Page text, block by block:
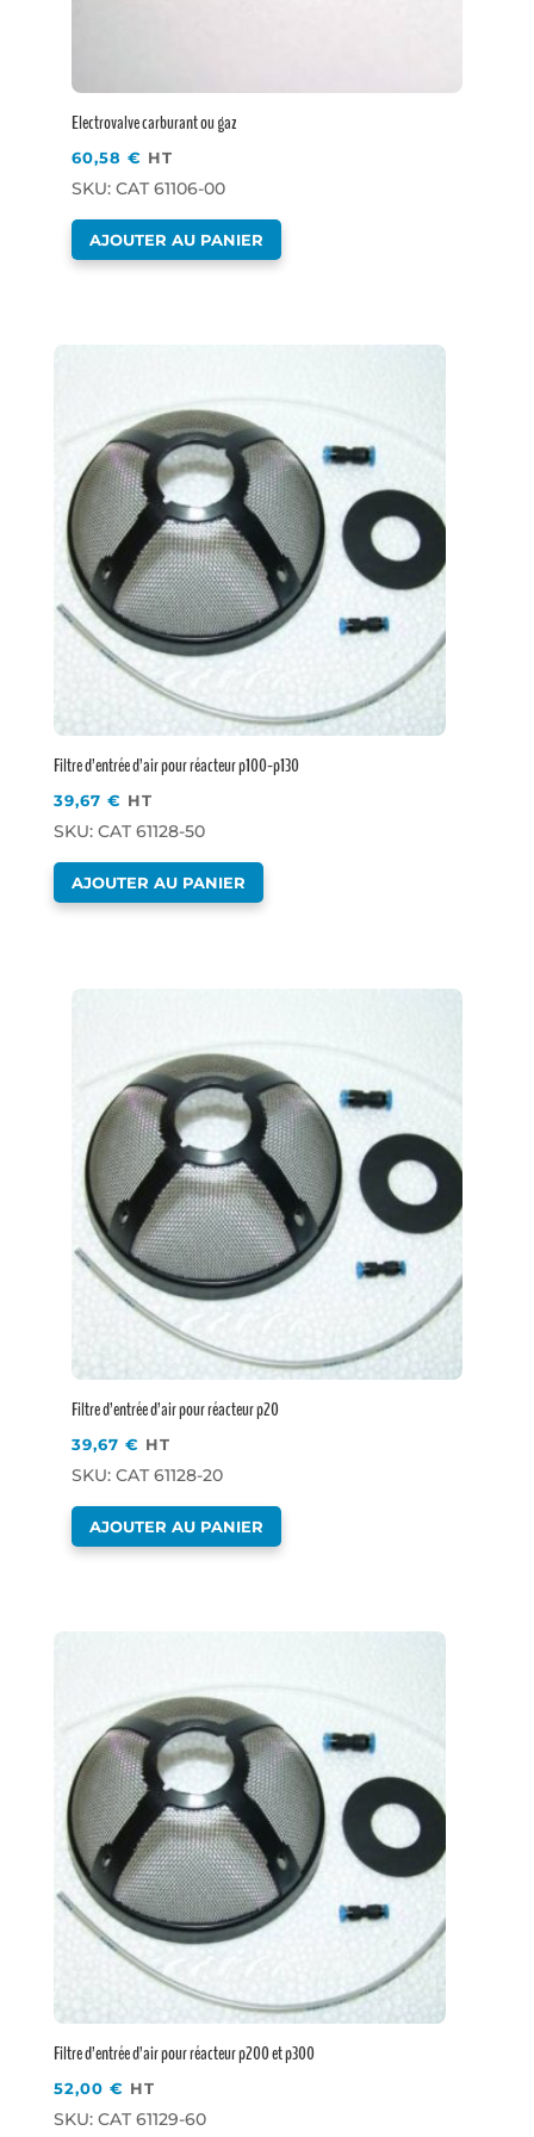
Electrovalve carburant ou gaz
60,58 € HT
SKU: CAT 61106-00
AJOUTER AU PANIER
Filtre d’entrée d’air pour réacteur p100-p130
39,67€ HT
SKU: CAT 61128-50
AJOUTER AU PANIER
Filtre d’entrée d’air pour réacteur p20
39,67 € HT
SKU: CAT 61128-20
AJOUTER AU PANIER
Filtre d’entrée d’air pour réacteur p200 et p300
52,00€ HT
SKU: CAT 61129-60